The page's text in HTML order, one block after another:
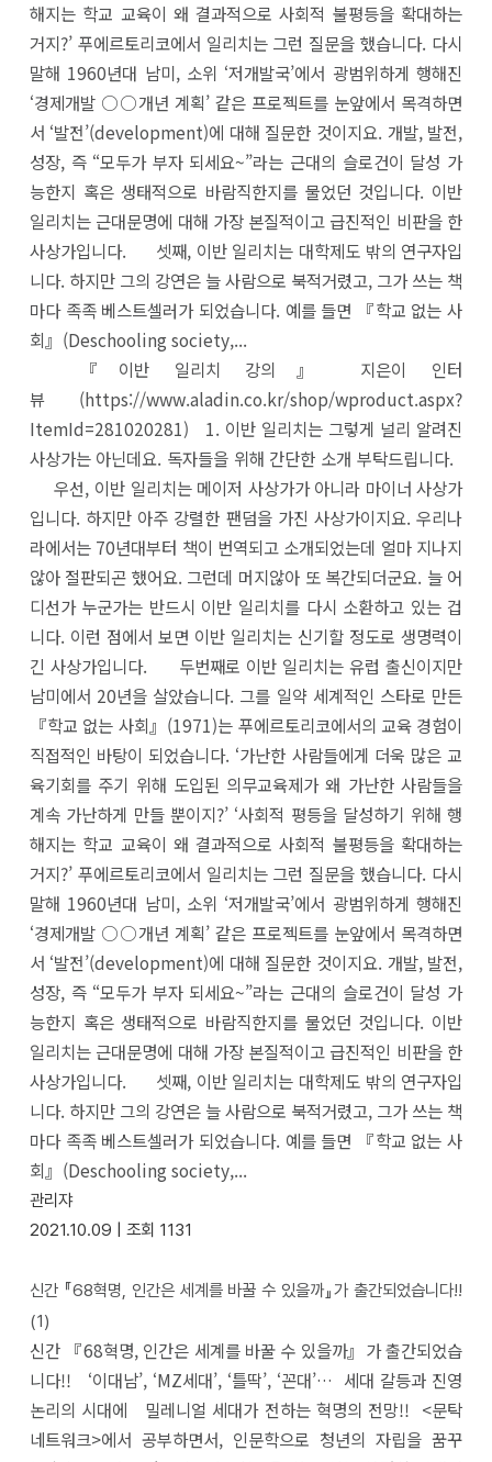
해지는 학교 교육이 왜 결과적으로 사회적 불평등을 확대하는
거지?’ 푸에르토리코에서 일리치는 그런 질문을 했습니다. 다시
말해 1960년대 남미, 소위 ‘저개발국’에서 광범위하게 행해진
‘경제개발 ○○개년 계획’ 같은 프로젝트를 눈앞에서 목격하면
서 ‘발전’(development)에 대해 질문한 것이지요. 개발, 발전,
성장, 즉 “모두가 부자 되세요~”라는 근대의 슬로건이 달성 가
능한지 혹은 생태적으로 바람직한지를 물었던 것입니다. 이반
일리치는 근대문명에 대해 가장 본질적이고 급진적인 비판을 한
사상가입니다. 셋째, 이반 일리치는 대학제도 밖의 연구자입
니다. 하지만 그의 강연은 늘 사람으로 북적거렸고, 그가 쓰는 책
마다 족족 베스트셀러가 되었습니다. 예를 들면 『학교 없는 사
회』(Deschooling society,...
『이반 일리치 강의』 지은이 인터
뷰 (https://www.aladin.co.kr/shop/wproduct.aspx?
ItemId=281020281) 1. 이반 일리치는 그렇게 널리 알려진
사상가는 아닌데요. 독자들을 위해 간단한 소개 부탁드립니다.
우선, 이반 일리치는 메이저 사상가가 아니라 마이너 사상가
입니다. 하지만 아주 강렬한 팬덤을 가진 사상가이지요. 우리나
라에서는 70년대부터 책이 번역되고 소개되었는데 얼마 지나지
않아 절판되곤 했어요. 그런데 머지않아 또 복간되더군요. 늘 어
디선가 누군가는 반드시 이반 일리치를 다시 소환하고 있는 겁
니다. 이런 점에서 보면 이반 일리치는 신기할 정도로 생명력이
긴 사상가입니다. 두번째로 이반 일리치는 유럽 출신이지만
남미에서 20년을 살았습니다. 그를 일약 세계적인 스타로 만든
『학교 없는 사회』(1971)는 푸에르토리코에서의 교육 경험이
직접적인 바탕이 되었습니다. ‘가난한 사람들에게 더욱 많은 교
육기회를 주기 위해 도입된 의무교육제가 왜 가난한 사람들을
계속 가난하게 만들 뿐이지?’ ‘사회적 평등을 달성하기 위해 행
해지는 학교 교육이 왜 결과적으로 사회적 불평등을 확대하는
거지?’ 푸에르토리코에서 일리치는 그런 질문을 했습니다. 다시
말해 1960년대 남미, 소위 ‘저개발국’에서 광범위하게 행해진
‘경제개발 ○○개년 계획’ 같은 프로젝트를 눈앞에서 목격하면
서 ‘발전’(development)에 대해 질문한 것이지요. 개발, 발전,
성장, 즉 “모두가 부자 되세요~”라는 근대의 슬로건이 달성 가
능한지 혹은 생태적으로 바람직한지를 물었던 것입니다. 이반
일리치는 근대문명에 대해 가장 본질적이고 급진적인 비판을 한
사상가입니다. 셋째, 이반 일리치는 대학제도 밖의 연구자입
니다. 하지만 그의 강연은 늘 사람으로 북적거렸고, 그가 쓰는 책
마다 족족 베스트셀러가 되었습니다. 예를 들면 『학교 없는 사
회』(Deschooling society,...
관리쟈
2021.10.09 |
조회 1131
신간 『68혁명, 인간은 세계를 바꿀 수 있을까』가 출간되었습니다!!
(1)
신간 『68혁명, 인간은 세계를 바꿀 수 있을까』가 출간되었습
니다!! ‘이대남’, ‘MZ세대’, ‘틀딱’, ‘꼰대’… 세대 갈등과 진영
논리의 시대에 밀레니얼 세대가 전하는 혁명의 전망!! <문탁
네트워크>에서 공부하면서, 인문학으로 청년의 자립을 꿈꾸